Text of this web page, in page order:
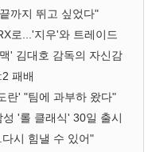
까지 뛰고 싶었다"
로...'지우'와 트레이드
' 김대호 감독의 자신감
패배
란' "팀에 과부하 왔다"
'롤 클래식' 30일 출시
시 힘낼 수 있어"